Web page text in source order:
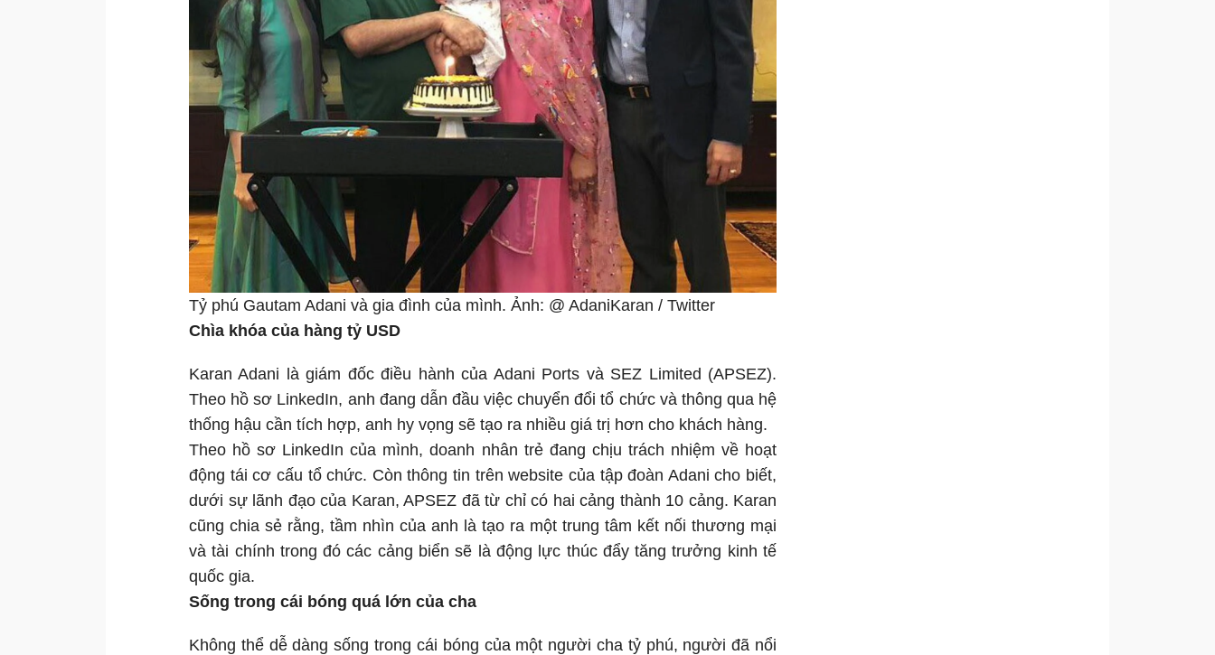
Tỷ phú Gautam Adani và gia đình của mình. Ảnh: @ AdaniKaran / Twitter
Chìa khóa của hàng tỷ USD
Karan Adani là giám đốc điều hành của Adani Ports và SEZ Limited (APSEZ).
Theo hồ sơ LinkedIn, anh đang dẫn đầu việc chuyển đổi tổ chức và thông qua hệ
thống hậu cần tích hợp, anh hy vọng sẽ tạo ra nhiều giá trị hơn cho khách hàng.
Theo hồ sơ LinkedIn của mình, doanh nhân trẻ đang chịu trách nhiệm về hoạt
động tái cơ cấu tổ chức. Còn thông tin trên website của tập đoàn Adani cho biết,
dưới sự lãnh đạo của Karan, APSEZ đã từ chỉ có hai cảng thành 10 cảng. Karan
cũng chia sẻ rằng, tầm nhìn của anh là tạo ra một trung tâm kết nối thương mại
và tài chính trong đó các cảng biển sẽ là động lực thúc đẩy tăng trưởng kinh tế
quốc gia.
Sống trong cái bóng quá lớn của cha
Không thể dễ dàng sống trong cái bóng của một người cha tỷ phú, người đã nổi